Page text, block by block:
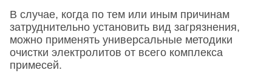
В случае, когда по тем или иным причинам
затруднительно установить вид загрязнения,
можно применять универсальные методики
очистки электролитов от всего комплекса
примесей.